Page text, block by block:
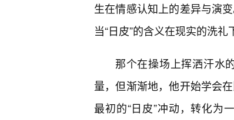
生在情感认知上的差异与演
当“日皮”的含义在现实的洗
那个在操场上挥洒汗水
量，但渐渐地，他开始学会
最初的“日皮”冲动，转化为